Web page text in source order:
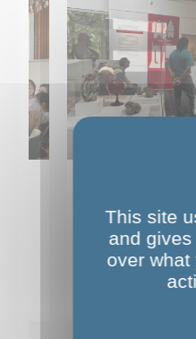
Musée de
Nemours :
autrement
This site
and
over what